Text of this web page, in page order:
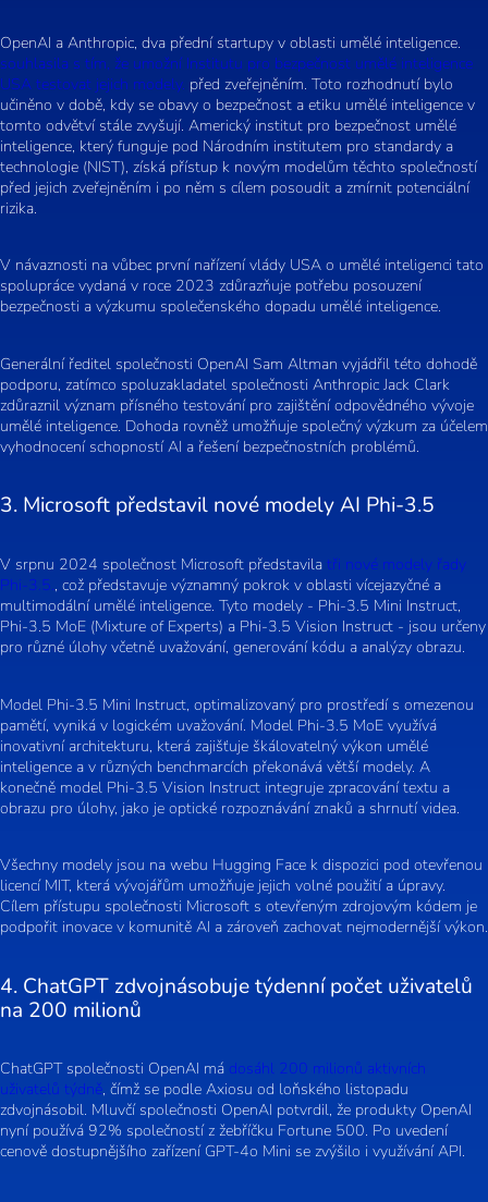
OpenAI a Anthropic, dva přední startupy v oblasti umělé inteligence.
souhlasila s tím, že umožní Institutu pro bezpečnost umělé inteligence
USA testovat jejich modely. před zveřejněním. Toto rozhodnutí bylo
učiněno v době, kdy se obavy o bezpečnost a etiku umělé inteligence v
tomto odvětví stále zvyšují. Americký institut pro bezpečnost umělé
inteligence, který funguje pod Národním institutem pro standardy a
technologie (NIST), získá přístup k novým modelům těchto společností
před jejich zveřejněním i po něm s cílem posoudit a zmírnit potenciální
rizika.
V návaznosti na vůbec první nařízení vlády USA o umělé inteligenci tato
spolupráce vydaná v roce 2023 zdůrazňuje potřebu posouzení
bezpečnosti a výzkumu společenského dopadu umělé inteligence.
Generální ředitel společnosti OpenAI Sam Altman vyjádřil této dohodě
podporu, zatímco spoluzakladatel společnosti Anthropic Jack Clark
zdůraznil význam přísného testování pro zajištění odpovědného vývoje
umělé inteligence. Dohoda rovněž umožňuje společný výzkum za účelem
vyhodnocení schopností AI a řešení bezpečnostních problémů.
3. Microsoft představil nové modely AI Phi-3.5
V srpnu 2024 společnost Microsoft představila tři nové modely řady
Phi-3.5., což představuje významný pokrok v oblasti vícejazyčné a
multimodální umělé inteligence. Tyto modely - Phi-3.5 Mini Instruct,
Phi-3.5 MoE (Mixture of Experts) a Phi-3.5 Vision Instruct - jsou určeny
pro různé úlohy včetně uvažování, generování kódu a analýzy obrazu.
Model Phi-3.5 Mini Instruct, optimalizovaný pro prostředí s omezenou
pamětí, vyniká v logickém uvažování. Model Phi-3.5 MoE využívá
inovativní architekturu, která zajišťuje škálovatelný výkon umělé
inteligence a v různých benchmarcích překonává větší modely. A
konečně model Phi-3.5 Vision Instruct integruje zpracování textu a
obrazu pro úlohy, jako je optické rozpoznávání znaků a shrnutí videa.
Všechny modely jsou na webu Hugging Face k dispozici pod otevřenou
licencí MIT, která vývojářům umožňuje jejich volné použití a úpravy.
Cílem přístupu společnosti Microsoft s otevřeným zdrojovým kódem je
podpořit inovace v komunitě AI a zároveň zachovat nejmodernější výkon.
4. ChatGPT zdvojnásobuje týdenní počet uživatelů
na 200 milionů
ChatGPT společnosti OpenAI má dosáhl 200 milionů aktivních
uživatelů týdně, čímž se podle Axiosu od loňského listopadu
zdvojnásobil. Mluvčí společnosti OpenAI potvrdil, že produkty OpenAI
nyní používá 92% společností z žebříčku Fortune 500. Po uvedení
cenově dostupnějšího zařízení GPT-4o Mini se zvýšilo i využívání API.